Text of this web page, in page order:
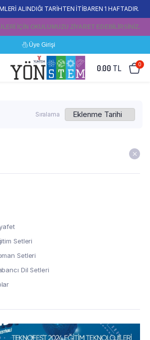
ALINDIĞI TARİHTEN İTİBAREN 1 HAFTADIR.
İÇİN OKULUMUZU ZİYARET EDEBİLİRSİNİZ.
Üye Girişi
0.00 TL 0
Sıralama
Setleri
Setleri
Dil Setleri